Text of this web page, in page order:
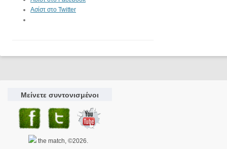
Ασίστ στο Twitter
Μείνετε συντονισμένοι
the match, ©2026.